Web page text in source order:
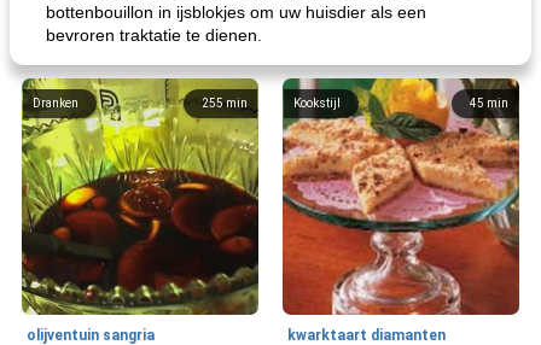
bottenbouillon in ijsblokjes om uw huisdier als een
bevroren traktatie te dienen.
255min
Dranken
olijventuin sangria
45 min
Kookstijl
kwarktaart diamanten